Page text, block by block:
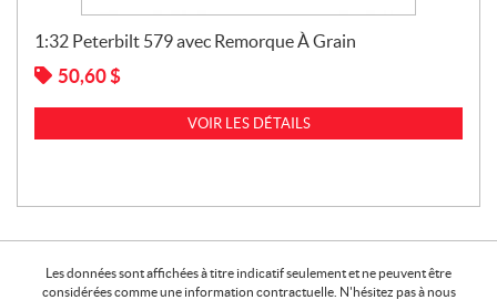
1:32 Peterbilt 579 avec Remorque À Grain
50,60 $
VOIR LES DÉTAILS
Les données sont affichées à titre indicatif seulement et ne peuvent être
considérées comme une information contractuelle. N'hésitez pas à nous